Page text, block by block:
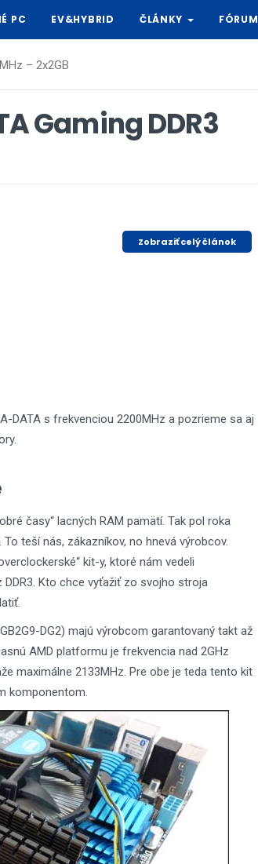
PC EV&HYBRID ČLÁNKY FÓRUM
– 2x2GB
Gaming DDR3
Zobraziť celý článok
DATA s frekvenciou 2200MHz a pozrieme sa aj
časy“ lacných RAM pamätí. Tak pol roka
teší nás, zákazníkov, no hnevá výrobcov.
kit-y, ktoré nám vedeli
Kto chce vyťažiť zo svojho stroja
DG2) majú výrobcom garantovaný takt až
AMD platformu je frekvencia nad 2GHz
maximálne 2133MHz. Pre obe je teda tento kit
komponentom.